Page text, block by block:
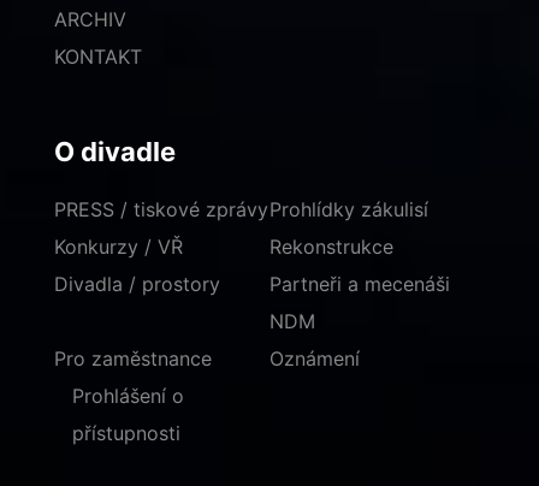
ARCHIV
KONTAKT
O divadle
PRESS / tiskové zprávy
Konkurzy / VŘ
Divadla / prostory
Prohlídky zákulisí
Rekonstrukce
Partneři a mecenáši
NDM
Pro zaměstnance
Oznámení
Prohlášení o
přístupnosti